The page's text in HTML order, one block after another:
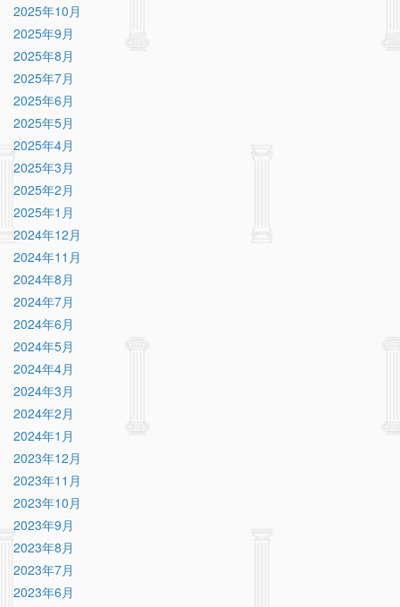
2025年10月
2025年9月
2025年8月
2025年7月
2025年6月
2025年5月
2025年4月
2025年3月
2025年2月
2025年1月
2024年12月
2024年11月
2024年8月
2024年7月
2024年6月
2024年5月
2024年4月
2024年3月
2024年2月
2024年1月
2023年12月
2023年11月
2023年10月
2023年9月
2023年8月
2023年7月
2023年6月